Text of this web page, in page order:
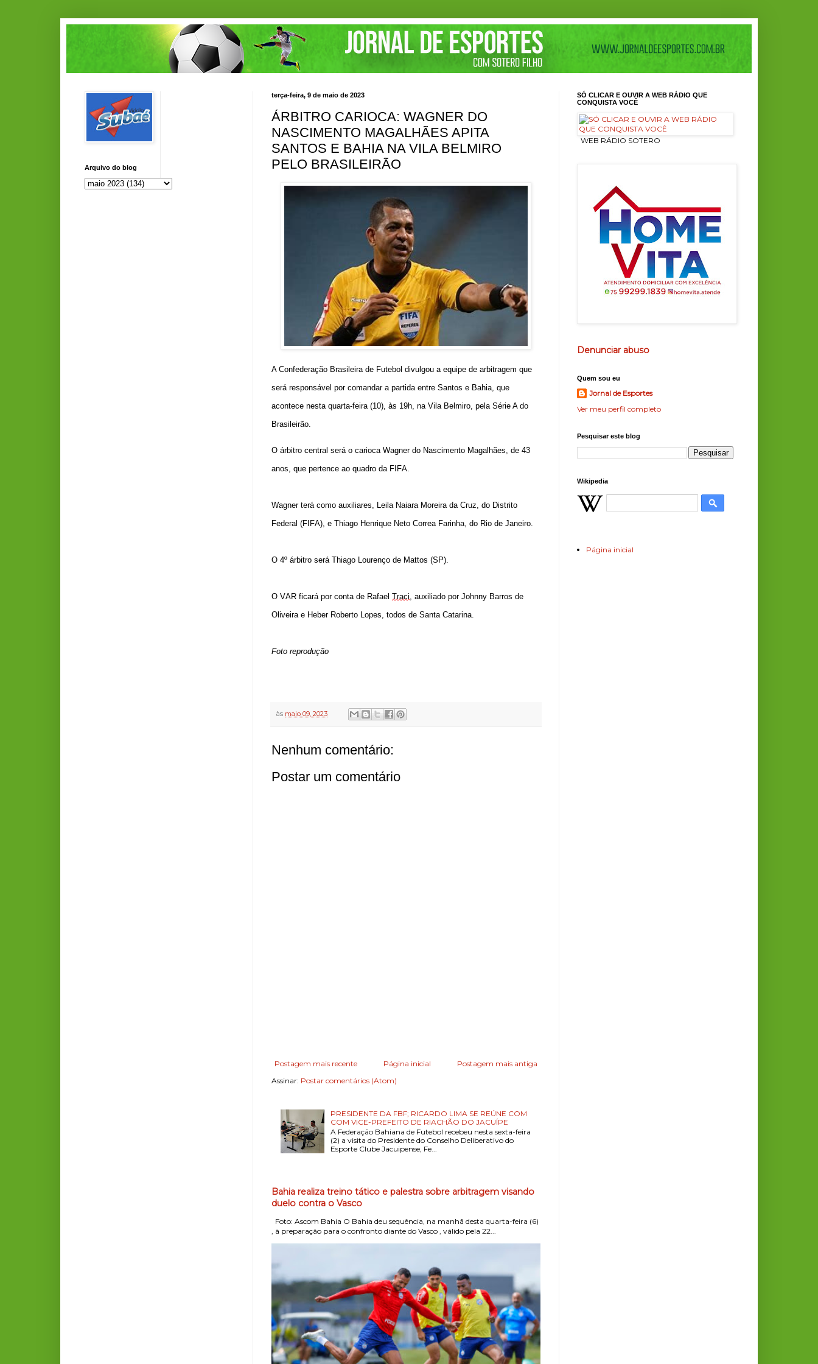
terça-feira, 9 de maio de 2023
ÁRBITRO CARIOCA: WAGNER DO
NASCIMENTO MAGALHÃES APITA
SANTOS E BAHIA NA VILA BELMIRO
PELO BRASILEIRÃO
A Confederação Brasileira de Futebol divulgou a equipe de arbitragem que
será responsável por comandar a partida entre Santos e Bahia, que
acontece nesta quarta-feira (10), às 19h, na Vila Belmiro, pela Série A do
Brasileirão.
O árbitro central será o carioca Wagner do Nascimento Magalhães, de 43
anos, que pertence ao quadro da FIFA.
Wagner terá como auxiliares, Leila Naiara Moreira da Cruz, do Distrito
Federal (FIFA), e Thiago Henrique Neto Correa Farinha, do Rio de Janeiro.
O 4º árbitro será Thiago Lourenço de Mattos (SP).
O VAR ficará por conta de Rafael Traci, auxiliado por Johnny Barros de
Oliveira e Heber Roberto Lopes, todos de Santa Catarina.
Foto reprodução
às maio 09, 2023
Nenhum comentário:
Postar um comentário
Postagem mais recente Postagem mais antiga
Página inicial
Assinar: Postar comentários (Atom)
PRESIDENTE DA FBF; RICARDO LIMA SE REÚNE COM
COM VICE-PREFEITO DE RIACHÃO DO JACUÍPE
A Federação Bahiana de Futebol recebeu nesta sexta-feira
(2) a visita do Presidente do Conselho Deliberativo do
Esporte Clube Jacuipense, Fe...
Bahia realiza treino tático e palestra sobre arbitragem visando
duelo contra o Vasco
Foto: Ascom Bahia O Bahia deu sequência, na manhã desta quarta-feira (6)
, à preparação para o confronto diante do Vasco , válido pela 22...
Arquivo do blog
SÓ CLICAR E OUVIR A WEB RÁDIO QUE
CONQUISTA VOCÊ
ㅤ WEB RÁDIO SOTERO
Denunciar abuso
Quem sou eu
Jornal de Esportes
Ver meu perfil completo
Pesquisar este blog
Wikipedia
Página inicial